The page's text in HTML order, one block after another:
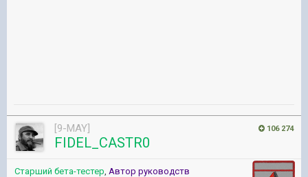
106 274
[9-MAY]
FIDEL_CASTR0
Старший бета-тестер, Автор руководств